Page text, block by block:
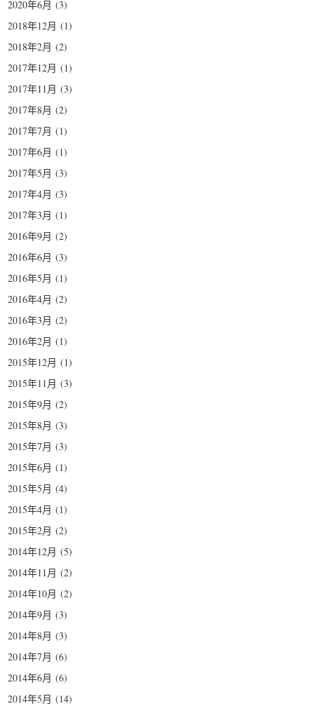
2020年6月 (3)
2018年12月 (1)
2018年2月 (2)
2017年12月 (1)
2017年11月 (3)
2017年8月 (2)
2017年7月 (1)
2017年6月 (1)
2017年5月 (3)
2017年4月 (3)
2017年3月 (1)
2016年9月 (2)
2016年6月 (3)
2016年5月 (1)
2016年4月 (2)
2016年3月 (2)
2016年2月 (1)
2015年12月 (1)
2015年11月 (3)
2015年9月 (2)
2015年8月 (3)
2015年7月 (3)
2015年6月 (1)
2015年5月 (4)
2015年4月 (1)
2015年2月 (2)
2014年12月 (5)
2014年11月 (2)
2014年10月 (2)
2014年9月 (3)
2014年8月 (3)
2014年7月 (6)
2014年6月 (6)
2014年5月 (14)